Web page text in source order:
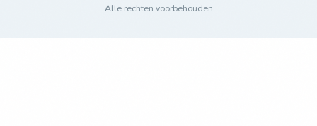
Alle rechten voorbehouden